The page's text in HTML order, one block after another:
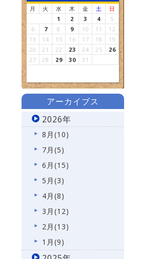
月 火 水 木 金 土
日
1
2 3 4
5
6
7 8 9 10 11
12
13
14 15 16 17 18
19
20
21 22 23 24 25
26
27
28 29 30 31
アーカイブス
2026年
8月(10)
7月(5)
6月(15)
5月(3)
4月(8)
3月(12)
2月(13)
1月(9)